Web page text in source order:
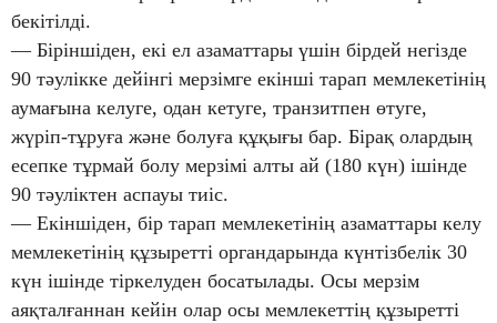
бекітілді.
— Біріншіден, екі ел азаматтары үшін бірдей негізде
90 тәулікке дейінгі мерзімге екінші тарап мемлекетінің
аумағына келуге, одан кетуге, транзитпен өтуге,
жүріп-тұруға және болуға құқығы бар. Бірақ олардың
есепке тұрмай болу мерзімі алты ай (180 күн) ішінде
90 тәуліктен аспауы тиіс.
— Екіншіден, бір тарап мемлекетінің азаматтары келу
мемлекетінің құзыретті органдарында күнтізбелік 30
күн ішінде тіркелуден босатылады. Осы мерзім
аяқталғаннан кейін олар осы мемлекеттің құзыретті